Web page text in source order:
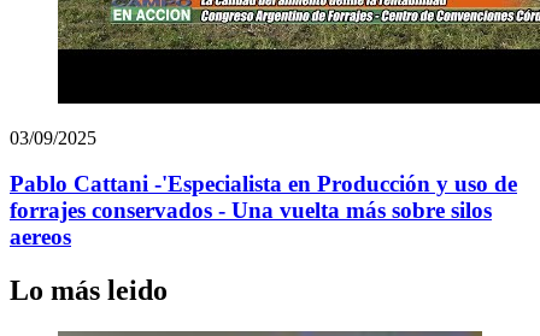
03/09/2025
Pablo Cattani -'Especialista en Producción y uso de
forrajes conservados - Una vuelta más sobre silos
aereos
Lo más leido